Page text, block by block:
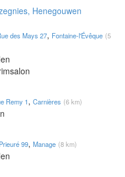
Henegouwen
des Mays 27, Fontaine-l'Évêque (5
Remy 1, Carnières (6 km)
99, Manage (8 km)